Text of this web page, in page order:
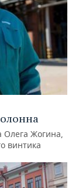
Олега Жогина,
винтика